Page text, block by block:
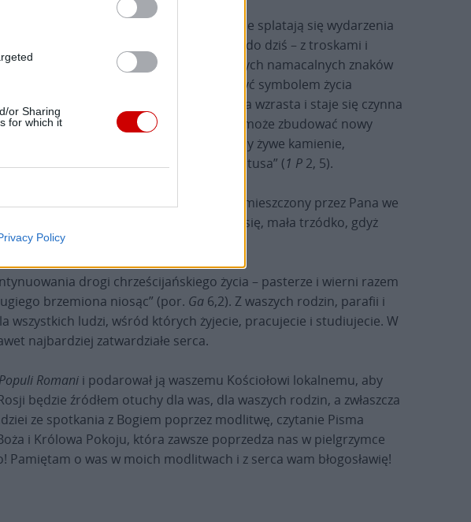
or Sharing
for which it
Policy
bije serce chrześcijańskiej duszy, gdzie splatają się wydarzenia
narodów i ludów i dzięki której żyją one do dziś – z troskami i
bazyliki, kościoły, klasztory i wiele innych namacalnych znaków
dobra. W ten sposób miasto to może być symbolem życia
i obawy oraz wiara, która każdego dnia wzrasta i staje się czynna
pomimo grzechu i wrogości, Pan może zbudować nowy
chrztu również my jesteśmy „niby żywe kamienie,
ofiar, miłych Bogu przez Jezusa Chrystusa” (1 P 2, 5).
Każdy kamień, nawet najmniejszy, umieszczony przez Pana we
otuchy swoim uczniom: „Nie bój się, mała trzódko, gdyż
drogi chrześcijańskiego życia – pasterze i wierni razem
brzemiona niosąc” (por. Ga 6,2). Z waszych rodzin, parafii i
wszystkich ludzi, wśród których żyjecie, pracujecie i studiujecie. W
najbardziej zatwardziałe serca.
Romani i podarował ją waszemu Kościołowi lokalnemu, aby
będzie źródłem otuchy dla was, dla waszych rodzin, a zwłaszcza
ze spotkania z Bogiem poprzez modlitwę, czytanie Pisma
i Królowa Pokoju, która zawsze poprzedza nas w pielgrzymce
o was w moich modlitwach i z serca wam błogosławię!